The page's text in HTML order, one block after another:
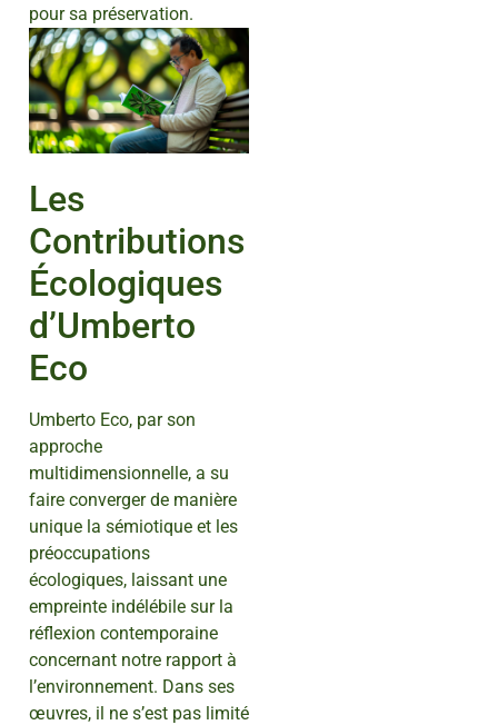
pour sa préservation.
Les
Contributions
Écologiques
d’Umberto
Eco
Umberto Eco, par son
approche
multidimensionnelle, a su
faire converger de manière
unique la sémiotique et les
préoccupations
écologiques, laissant une
empreinte indélébile sur la
réflexion contemporaine
concernant notre rapport à
l’environnement. Dans ses
œuvres, il ne s’est pas limité